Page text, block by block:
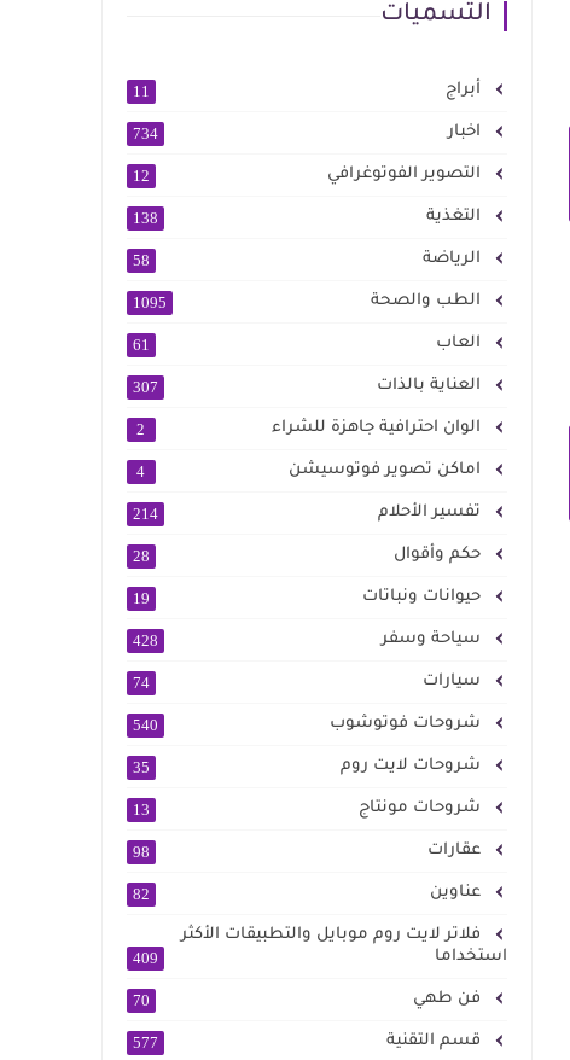
التسميات
أبراج 11
اخبار 734
التصوير الفوتوغرافي 12
التغذية 138
الرياضة 58
الطب والصحة 1095
العاب 61
العناية بالذات 307
الوان احترافية جاهزة للشراء 2
اماكن تصوير فوتوسيشن 4
تفسير الأحلام 214
حكم وأقوال 28
حيوانات ونباتات 19
سياحة وسفر 428
سيارات 74
شروحات فوتوشوب 540
شروحات لايت روم 35
شروحات مونتاج 13
عقارات 98
عناوين 82
فلاتر لايت روم موبايل والتطبيقات الأكثر
استخداما
409
فن طهي 70
قسم التقنية 577